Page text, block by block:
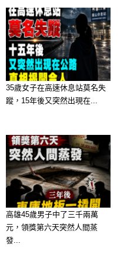
35歲女子在高速休息站莫名失
蹤，15年後又突然出現在...
高雄45歲男子中了三千兩萬
元，領獎第六天突然人間蒸
發...